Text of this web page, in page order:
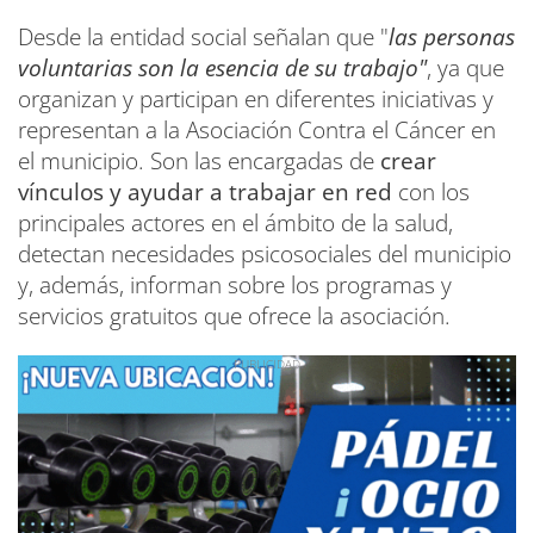
Desde la entidad social señalan que "las personas
voluntarias son la esencia de su trabajo", ya que
organizan y participan en diferentes iniciativas y
representan a la Asociación Contra el Cáncer en
el municipio. Son las encargadas de crear
vínculos y ayudar a trabajar en red con los
principales actores en el ámbito de la salud,
detectan necesidades psicosociales del municipio
y, además, informan sobre los programas y
servicios gratuitos que ofrece la asociación.